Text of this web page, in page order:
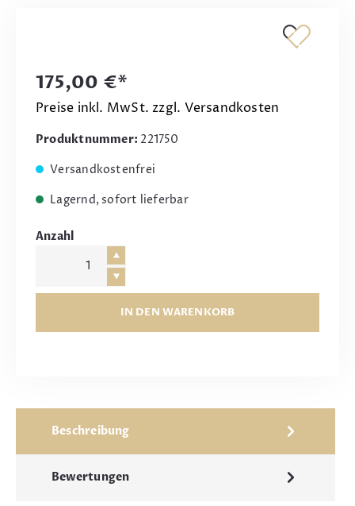
175,00 €*
Preise inkl. MwSt. zzgl. Versandkosten
Produktnummer: 221750
Versandkostenfrei
Lagernd, sofort lieferbar
Anzahl
IN DEN WARENKORB
Beschreibung
Bewertungen